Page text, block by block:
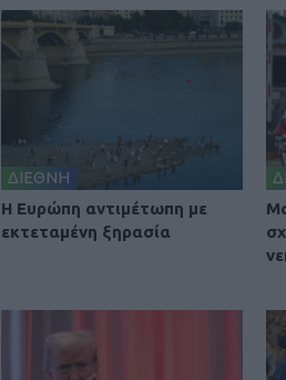
ΔΙΕΘΝΗ
Η Ευρώπη αντιμέτωπη με
εκτεταμένη ξηρασία